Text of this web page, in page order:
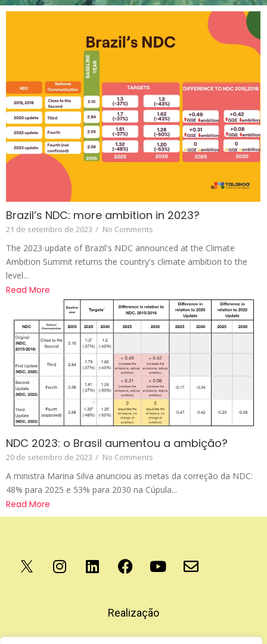
Brazil’s NDC: more ambition in 2023?
21 de setembro de 2023 / No Comments
The 2023 update of Brazil's NDC announced at the Climate
Ambition Summit returns the country's climate ambition to the
level...
Read More
NDC 2023: o Brasil aumentou a ambição?
20 de setembro de 2023 / No Comments
A ministra Marina Silva anunciou as metas da correção da NDC:
48% para 2025 e 53% para 2030 na Cúpula...
Read More
Realização